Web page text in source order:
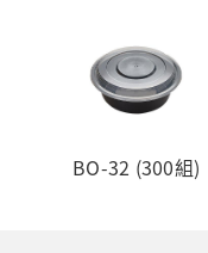
BO-32 (300組)